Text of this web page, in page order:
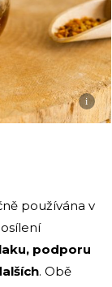
i
používána v
podporu
. Obě